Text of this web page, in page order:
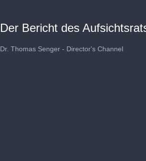
Der Bericht des
Dr. Thomas Senger - Director's Channel